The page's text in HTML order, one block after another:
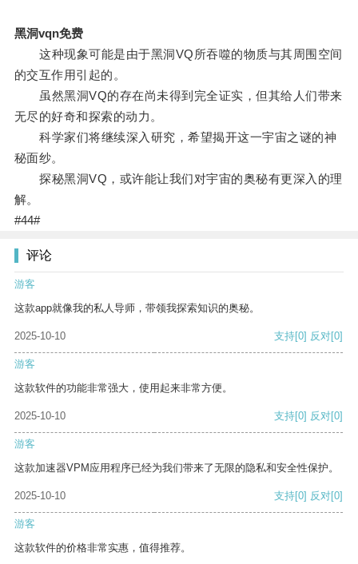
黑洞vqn免费
这种现象可能是由于黑洞VQ所吞噬的物质与其周围空间
的交互作用引起的。
虽然黑洞VQ的存在尚未得到完全证实，但其给人们带来
无尽的好奇和探索的动力。
科学家们将继续深入研究，希望揭开这一宇宙之谜的神
秘面纱。
探秘黑洞VQ，或许能让我们对宇宙的奥秘有更深入的理
解。
#44#
评论
游客
这款app就像我的私人导师，带领我探索知识的奥秘。
2025-10-10 支持[0] 反对[0]
游客
这款软件的功能非常强大，使用起来非常方便。
2025-10-10 支持[0] 反对[0]
游客
这款加速器VPM应用程序已经为我们带来了无限的隐私和安全性保护。
2025-10-10 支持[0] 反对[0]
游客
这款软件的价格非常实惠，值得推荐。